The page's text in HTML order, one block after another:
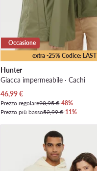
extra -25% Codice: LAST
Occasione
Hunter
Giacca impermeabile · Cachi
Prezzo attuale
46,99€
Prezzo regolare90,95 €-48%
Prezzo più basso52,99 €-11%